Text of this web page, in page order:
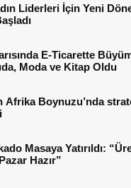
Liderleri İçin Yeni
E-Ticarette
Moda ve Kitap Oldu
Afrika Boynuzu’nda
Masaya Yatırıldı:
Hazır”